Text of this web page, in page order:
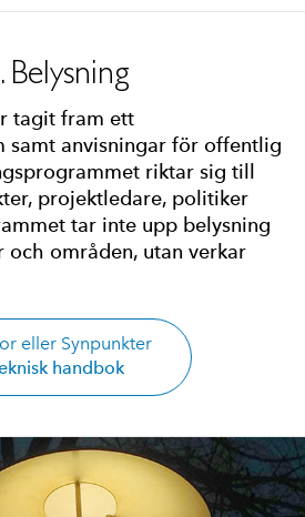
Belysning
tagit fram ett
samt anvisningar för offentlig
riktar sig till
projektledare, politiker
tar inte upp belysning
och områden, utan verkar
eller Synpunkter
handbok